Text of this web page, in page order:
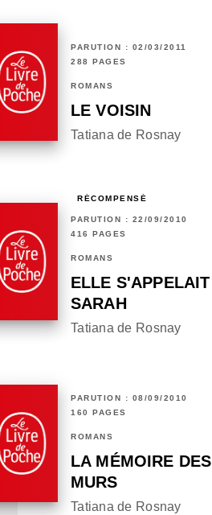
PARUTION : 02/03/2011
288 PAGES
ROMANS
LE VOISIN
Tatiana de Rosnay
RÉCOMPENSÉ
PARUTION : 22/09/2010
416 PAGES
ROMANS
ELLE S'APPELAIT
SARAH
Tatiana de Rosnay
PARUTION : 08/09/2010
160 PAGES
ROMANS
LA MÉMOIRE DES
MURS
Tatiana de Rosnay